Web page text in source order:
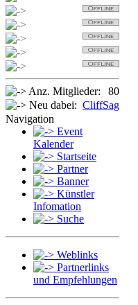
Anz. Mitglieder:
80
Neu dabei: CliffSag
Navigation
Event
Kalender
Startseite
Partner
Banner
Künstler
Infomation
Suche
Weblinks
Partnerlinks
und Empfehlungen